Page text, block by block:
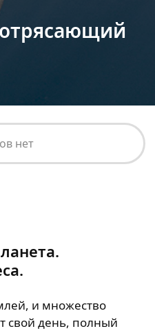
нет
и множество
свой день, полный